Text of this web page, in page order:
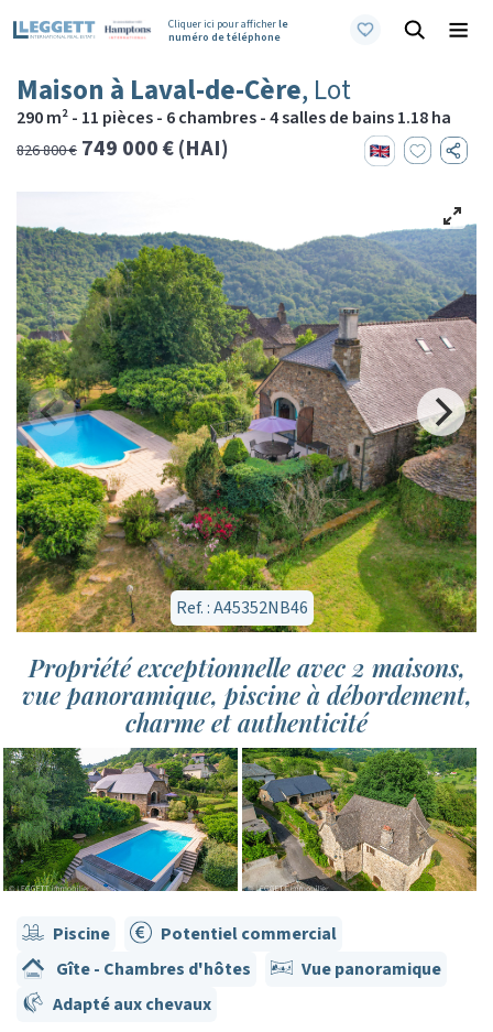
Cliquer ici pour afficherle
numéro de téléphone
Maison à Laval-de-Cère, Lot
290 m² - 11 pièces - 6 chambres - 4 salles de bains 1.18 ha
826 800 € 749 000 € (HAI)
Ref. : A45352NB46
Propriété exceptionnelle avec 2 maisons,
vue panoramique, piscine à débordement,
charme et authenticité
Piscine
Potentiel commercial
Gîte - Chambres d'hôtes
Vue panoramique
Adapté aux chevaux